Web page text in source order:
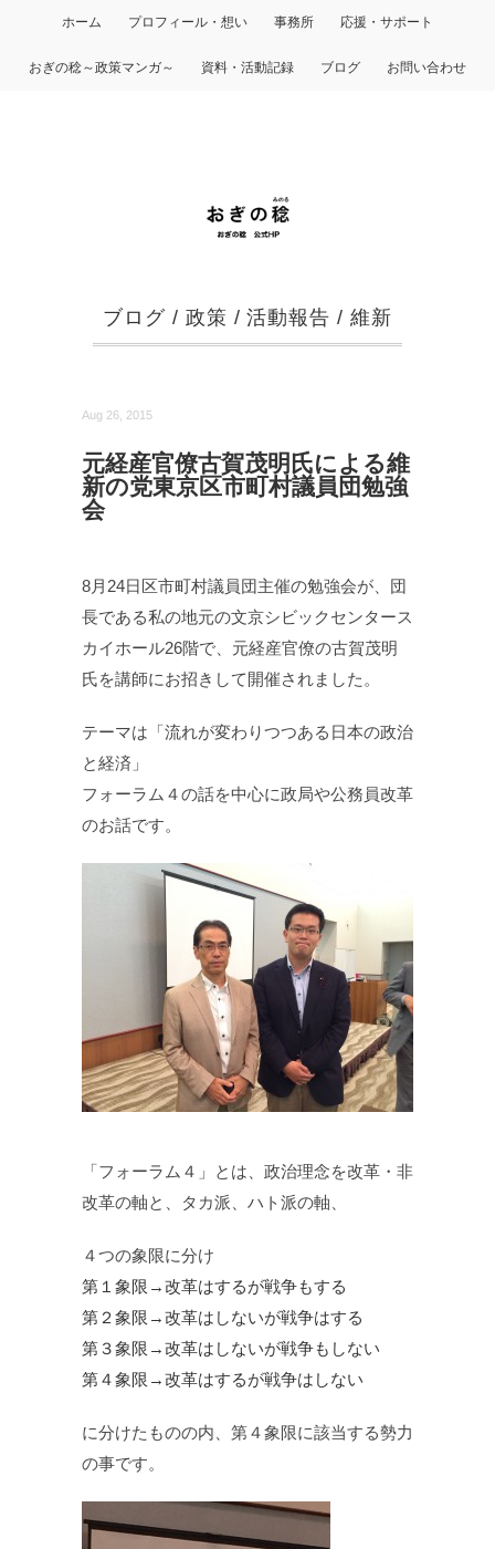
ホーム プロフィール・想い 事務所 応援・サポート
おぎの稔～政策マンガ～ 資料・活動記録 ブログ お問い合わせ
ブログ / 政策 /活動報告 / 維新
Aug 26, 2015
元経産官僚古賀茂明氏による維
新の党東京区市町村議員団勉強
会
8月24日区市町村議員団主催の勉強会が、団
長である私の地元の文京シビックセンタース
カイホール26階で、元経産官僚の古賀茂明
氏を講師にお招きして開催されました。
テーマは「流れが変わりつつある日本の政治
と経済」
フォーラム４の話を中心に政局や公務員改革
のお話です。
「フォーラム４」とは、政治理念を改革・非
改革の軸と、タカ派、ハト派の軸、
４つの象限に分け
第１象限→改革はするが戦争もする
第２象限→改革はしないが戦争はする
第３象限→改革はしないが戦争もしない
第４象限→改革はするが戦争はしない
に分けたものの内、第４象限に該当する勢力
の事です。